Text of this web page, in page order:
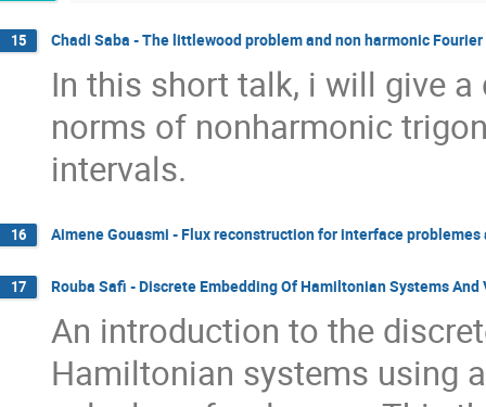
15 Chadi Saba - The littlewood problem and non harmonic
In this short talk, i will give
norms of nonharmonic
intervals.
16 Aimene Gouasmi - Flux reconstruction for interface
17 Rouba Safi - Discrete Embedding Of Hamiltonian Systems
An introduction to the
Hamiltonian systems using